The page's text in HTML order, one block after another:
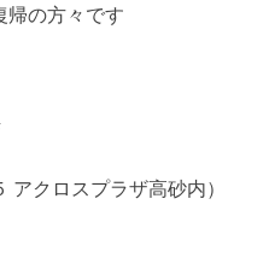
帰の方々です
アクロスプラザ高砂内）